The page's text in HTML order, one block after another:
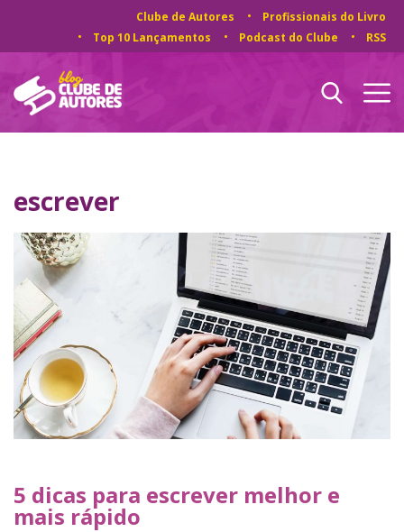
Clube de Autores
Profissionais do Livro
Top 10 Lançamentos
Podcast do Clube RSS
escrever
5 dicas para escrever melhor e
mais rápido